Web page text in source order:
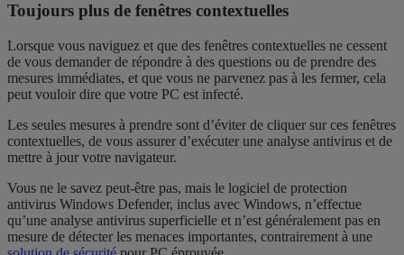
Toujours plus de fenêtres contextuelles
Lorsque vous naviguez et que des fenêtres contextuelles ne cessent
de vous demander de répondre à des questions ou de prendre des
mesures immédiates, et que vous ne parvenez pas à les fermer, cela
peut vouloir dire que votre PC est infecté.
Les seules mesures à prendre sont d’éviter de cliquer sur ces fenêtres
contextuelles, de vous assurer d’exécuter une analyse antivirus et de
mettre à jour votre navigateur.
Vous ne le savez peut-être pas, mais le logiciel de protection
antivirus Windows Defender, inclus avec Windows, n’effectue
qu’une analyse antivirus superficielle et n’est généralement pas en
mesure de détecter les menaces importantes, contrairement à une